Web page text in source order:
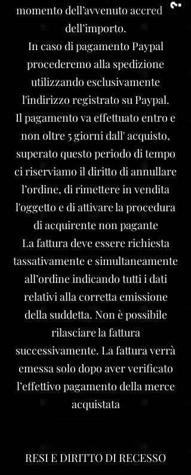
momento dell’avvenuto accredito
dell’importo.
In caso di pagamento Paypal
procederemo alla spedizione
utilizzando esclusivamente
l'indirizzo registrato su Paypal.
Il pagamento va effettuato entro e
non oltre 5 giorni dall' acquisto,
superato questo periodo di tempo
ci riserviamo il diritto di annullare
l’ordine, di rimettere in vendita
l'oggetto e di attivare la procedura
di acquirente non pagante
La fattura deve essere richiesta
tassativamente e simultaneamente
all’ordine indicando tutti i dati
relativi alla corretta emissione
della suddetta. Non è possibile
rilasciare la fattura
successivamente. La fattura verrà
emessa solo dopo aver verificato
l’effettivo pagamento della merce
acquistata
RESI E DIRITTO DI RECESSO